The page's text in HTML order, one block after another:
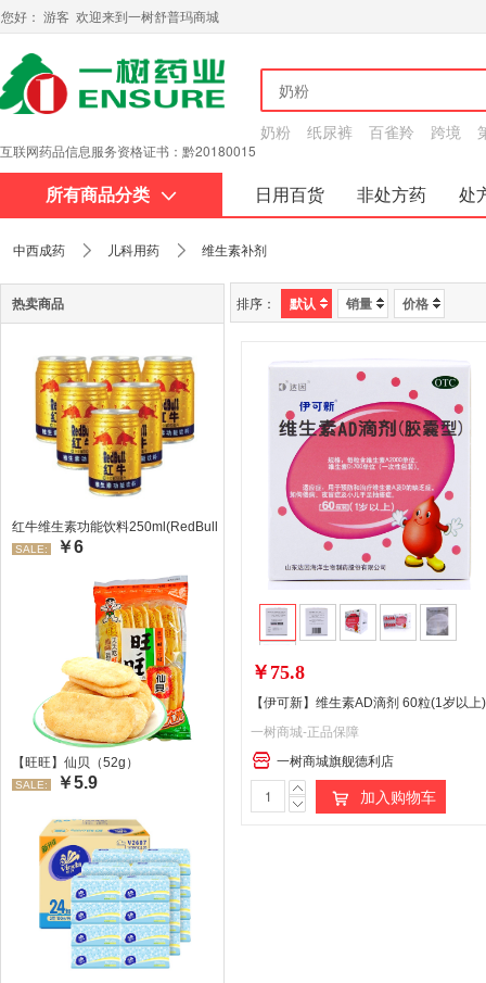
您好： 游客 欢迎来到一树舒普玛商城
互联网药品信息服务资格证书：黔20180015
奶粉 纸尿裤 百雀羚 跨境
所有商品分类 日用百货 非处方药
处
中西成药 儿科用药 维生素补剂
热卖商品
红牛维生素功能饮料250ml(RedBull/红牛)
SALE: ￥6
【旺旺】仙贝（52g）
SALE: ￥5.9
排序： 默认 销量 价格
￥75.8
【伊可新】维生素AD滴剂 60粒(1岁以上)
一树商城-正品保障
一树商城旗舰德利店
加入购物车